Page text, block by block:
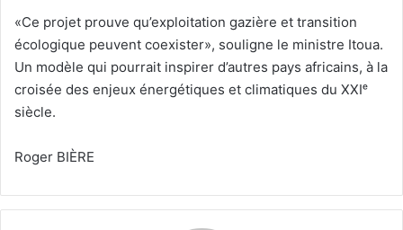
«Ce projet prouve qu’exploitation gazière et transition
écologique peuvent coexister», souligne le ministre Itoua.
Un modèle qui pourrait inspirer d’autres pays africains, à la
croisée des enjeux énergétiques et climatiques du XXIᵉ
siècle.
Roger BIÈRE